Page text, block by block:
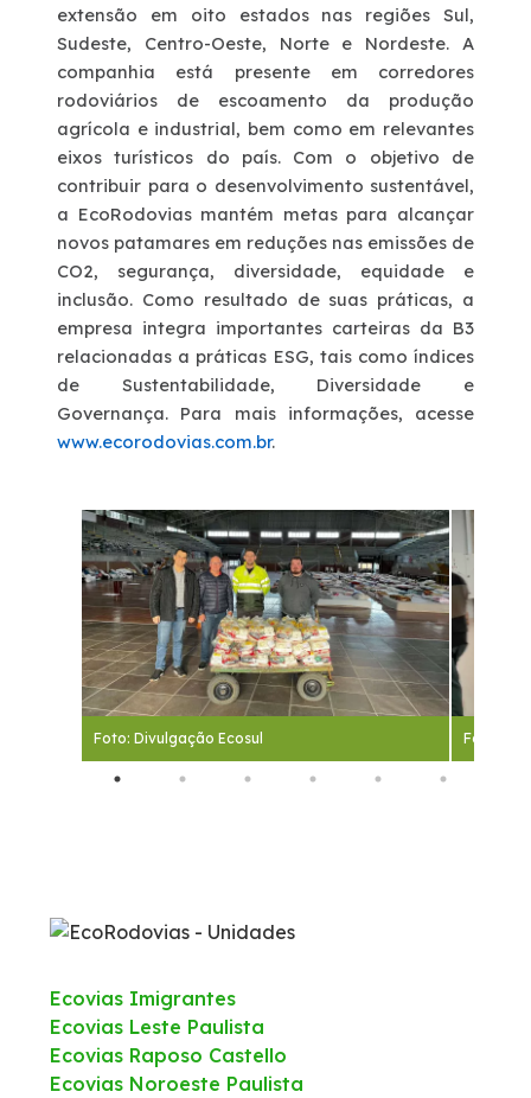
extensão em oito estados nas regiões Sul,
Sudeste, Centro-Oeste, Norte e Nordeste. A
companhia está presente em corredores
rodoviários de escoamento da produção
agrícola e industrial, bem como em relevantes
eixos turísticos do país. Com o objetivo de
contribuir para o desenvolvimento sustentável,
a EcoRodovias mantém metas para alcançar
novos patamares em reduções nas emissões de
CO2, segurança, diversidade, equidade e
inclusão. Como resultado de suas práticas, a
empresa integra importantes carteiras da B3
relacionadas a práticas ESG, tais como índices
de Sustentabilidade, Diversidade e
Governança. Para mais informações, acesse
www.ecorodovias.com.br.
Foto: Divulgação Ecosul Foto:
Ecovias Imigrantes
Ecovias Leste Paulista
Ecovias Raposo Castello
Ecovias Noroeste Paulista